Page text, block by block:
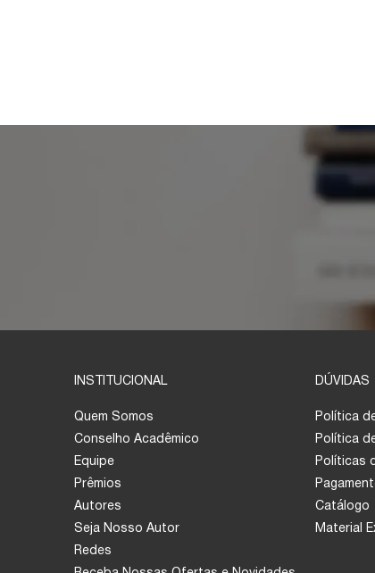
INSTITUCIONAL
Quem Somos
Conselho Acadêmico
Equipe
Prêmios
Autores
Seja Nosso Autor
Redes
DÚVIDAS
Política
Política
Políticas
Catálogo
Material